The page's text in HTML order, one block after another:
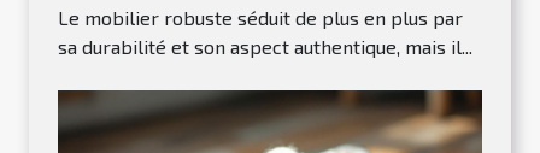
Le mobilier robuste séduit de plus en plus par
sa durabilité et son aspect authentique, mais il...